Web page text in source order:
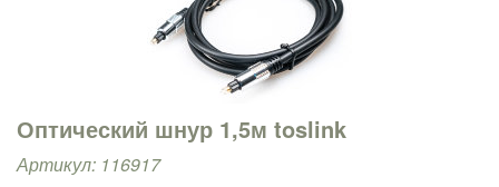
Оптический шнур 1,5м toslink
Артикул: 116917